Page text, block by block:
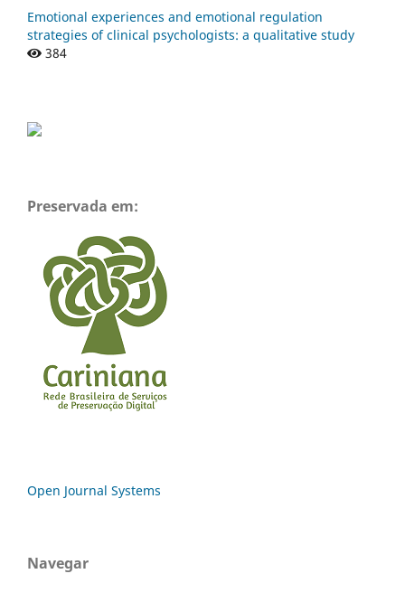
Emotional experiences and emotional regulation
strategies of clinical psychologists: a qualitative study
384
Preservada em:
Open Journal Systems
Navegar